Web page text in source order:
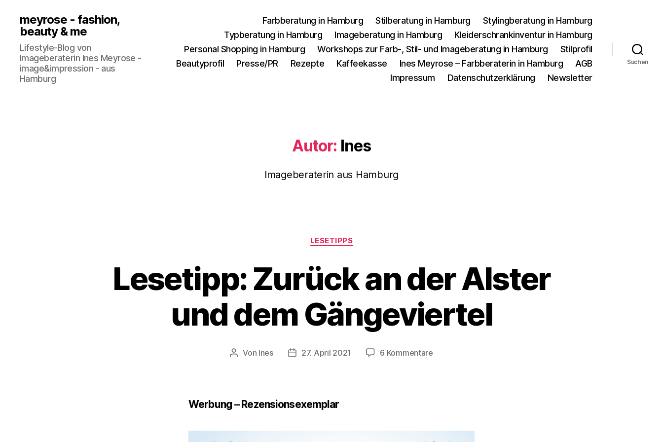
meyrose - fashion,
beauty & me
Lifestyle-Blog von
Imageberaterin Ines Meyrose -
image&impression - aus
Hamburg
Farbberatung in Hamburg Stilberatung in Hamburg
Stylingberatung in Hamburg
Typberatung in Hamburg
Imageberatung in Hamburg
Kleiderschrankinventur in Hamburg
Personal Shopping in Hamburg
Workshops zur Farb-, Stil- und Imageberatung in Hamburg
Stilprofil
Beautyprofil
Presse/PR Rezepte Kaffeekasse Ines Meyrose – Farbberaterin in Hamburg
AGB
Impressum
Datenschutzerklärung Newsletter
Suchen
Autor: Ines
Imageberaterin aus Hamburg
Kategorien
LESETIPPS
Lesetipp: Zurück an der Alster
und dem Gängeviertel
Beitragsautor
Von Ines Veröffentlichungsdatum
27. April 2021 6 Kommentarezu
Werbung – Rezensionsexemplar